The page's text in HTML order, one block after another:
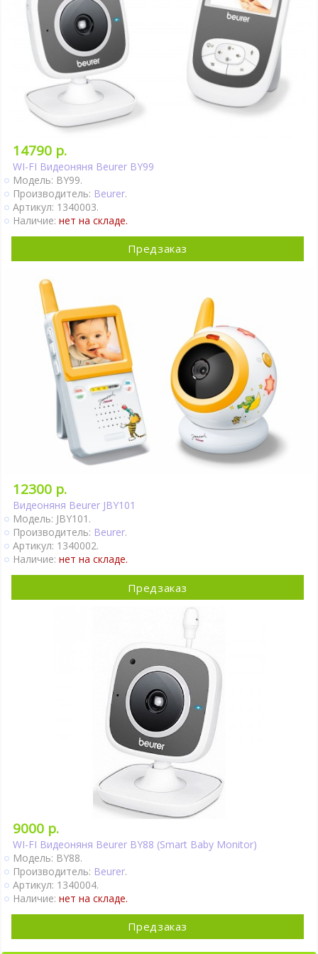
14790 р.
WI-FI Видеоняня Beurer BY99
Модель: BY99.
Производитель: Beurer.
Артикул: 1340003.
Наличие:нет на складе.
Предзаказ
12300 р.
Видеоняня Beurer JBY101
Модель: JBY101.
Производитель: Beurer.
Артикул: 1340002.
Наличие:нет на складе.
Предзаказ
9000 р.
WI-FI Видеоняня Beurer BY88 (Smart Baby Monitor)
Модель: BY88.
Производитель: Beurer.
Артикул: 1340004.
Наличие:нет на складе.
Предзаказ